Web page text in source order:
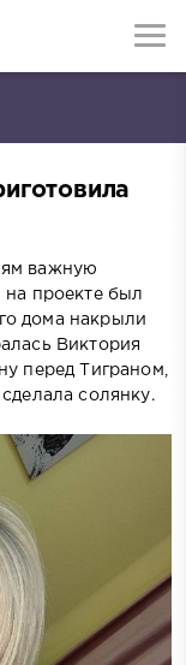
важную
на проекте был
дома накрыли
Виктория
перед Тиграном,
солянку.